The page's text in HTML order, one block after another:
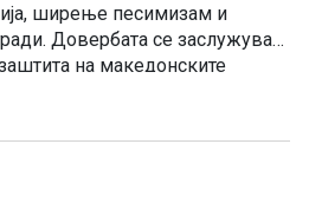
ширење песимизам и
Довербата се заслужува
на македонските
По седумгодишното
опозиција. Но, граѓаните